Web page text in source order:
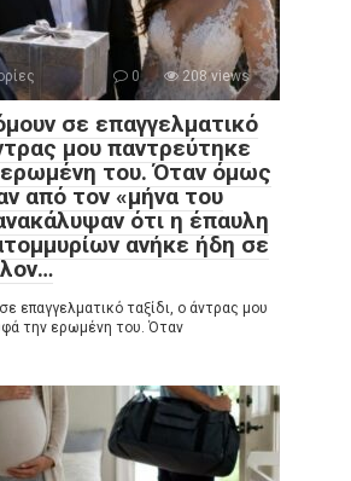
0 208 views
σε επαγγελματικό
μου παντρεύτηκε
του. Όταν όμως
από τον «μήνα του
ότι η έπαυλη
ανήκε ήδη σε
επαγγελματικό ταξίδι, ο άντρας μου
την ερωμένη του. Όταν